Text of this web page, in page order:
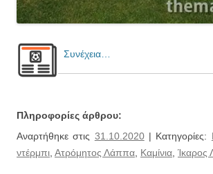
Συνέχεια…
Πληροφορίες άρθρου:
Αναρτήθηκε στις 31.10.2020| Κατηγορίες:
ντέρμπι Ατρόμητος Λάππα Καμίνια Ίκαρος